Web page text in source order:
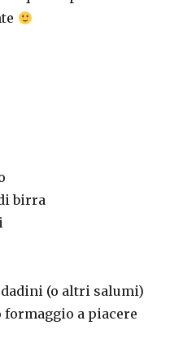
birra
dadini (o altri salumi)
formaggio a piacere